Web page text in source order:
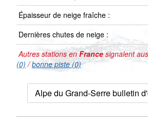
Épaisseur de neige fraîche :
Dernières chutes de neige :
Autres stations en Francesignalent
(0) /bonne piste (0)
Alpe du Grand-Serre bulletin